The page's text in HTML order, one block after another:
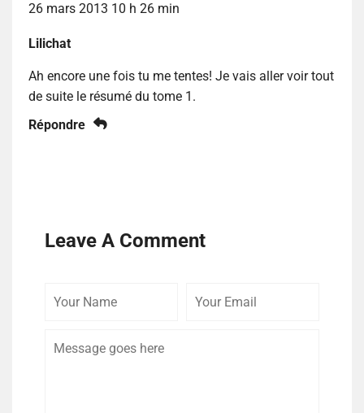
26 mars 2013 10 h 26 min
Lilichat
Ah encore une fois tu me tentes! Je vais aller voir tout
de suite le résumé du tome 1.
Répondre
Leave A Comment